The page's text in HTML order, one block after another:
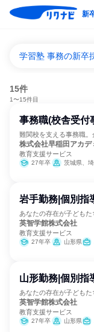
新
学習塾 事務の新卒
15件
1〜15件目
事務職(校舎受付
難関校を支える事務職
株式会社早稲田アカデ
教育支援サービス
27年卒 茨城県、埼玉県
岩手勤務|個別指
あなたの存在が子ども
英智学館株式会社
教育支援サービス
27年卒 山形県
山形勤務|個別指
あなたの存在が子ども
英智学館株式会社
教育支援サービス
27年卒 山形県